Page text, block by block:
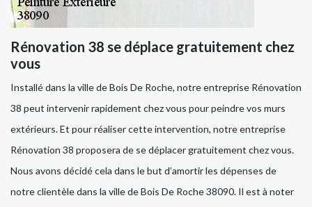
Rénovation 38 se déplace gratuitement chez
vous
Installé dans la ville de Bois De Roche, notre entreprise Rénovation
38 peut intervenir rapidement chez vous pour peindre vos murs
extérieurs. Et pour réaliser cette intervention, notre entreprise
Rénovation 38 proposera de se déplacer gratuitement chez vous.
Nous avons décidé cela dans le but d’amortir les dépenses de
notre clientèle dans la ville de Bois De Roche 38090. Il est à noter